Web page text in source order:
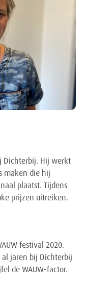
Dichterbij. Hij werkt
maken die hij
plaatst. Tijdens
prijzen uitreiken.
festival 2020.
jaren bij Dichterbij
de WAUW-factor.